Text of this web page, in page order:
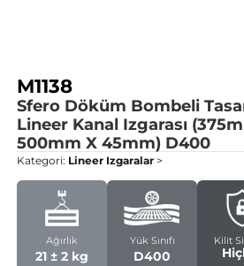
M1138
Sfero Döküm Bombeli
Lineer Kanal Izgarası
500mm X 45mm) D400
Kategori: Lineer Izgaralar >
Ağırlık
21 ± 2 kg
Yük Sınıfı
D400
Kilit